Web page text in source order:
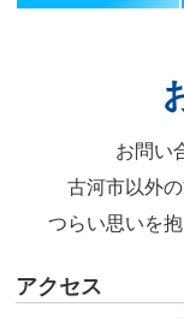
お問い
古河市以外
つらい思いを
アクセス